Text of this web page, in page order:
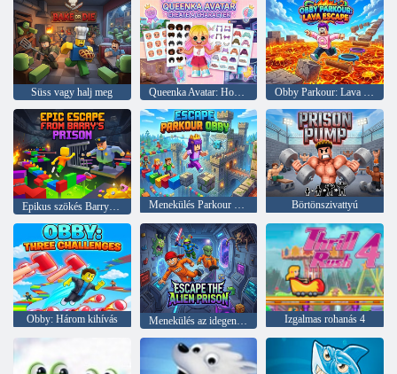
Süss vagy halj meg Queenka Avatar: Hozz létre egy karaktert Obby Parkour: Lava Escape
Menekülés Parkour Obby Börtönszivattyú
Obby: Három kihívás Menekülés az idegen börtönből Izgalmas rohanás 4